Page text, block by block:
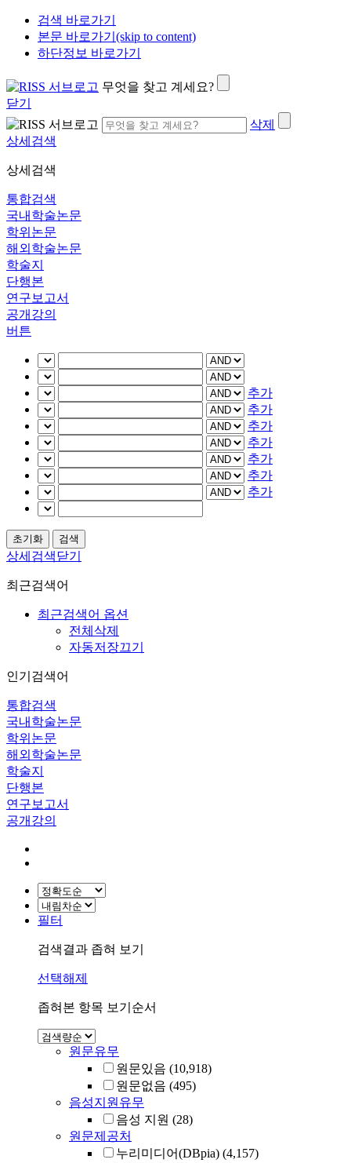
검색 바로가기
본문 바로가기(skip to content)
하단정보 바로가기
무엇을 찾고 계세요?
닫기
삭제
상세검색
상세검색
통합검색
국내학술논문
학위논문
해외학술논문
학술지
단행본
연구보고서
공개강의
버튼
추가
추가
추가
추가
추가
추가
추가
상세검색닫기
최근검색어
최근검색어 옵션
전체삭제
자동저장끄기
인기검색어
통합검색
국내학술논문
학위논문
해외학술논문
학술지
단행본
연구보고서
공개강의
필터
검색결과 좁혀 보기
선택해제
좁혀본 항목 보기순서
원문유무
원문있음 (10,918)
원문없음 (495)
음성지원유무
음성 지원 (28)
원문제공처
누리미디어(DBpia) (4,157)